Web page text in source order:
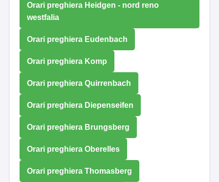
Orari preghiera Heidgen - nord reno
westfalia
Orari preghiera Eudenbach
Orari preghiera Komp
Orari preghiera Quirrenbach
Orari preghiera Diepenseifen
Orari preghiera Brungsberg
Orari preghiera Oberelles
Orari preghiera Thomasberg